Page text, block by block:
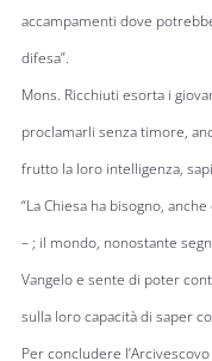
accampamenti dove
difesa”.
Mons. Ricchiuti esorta i
proclamarli senza timore,
frutto la loro intelligenza,
“La Chiesa ha bisogno,
– ; il mondo, nonostante
Vangelo e sente di poter
sulla loro capacità di saper
Per concludere